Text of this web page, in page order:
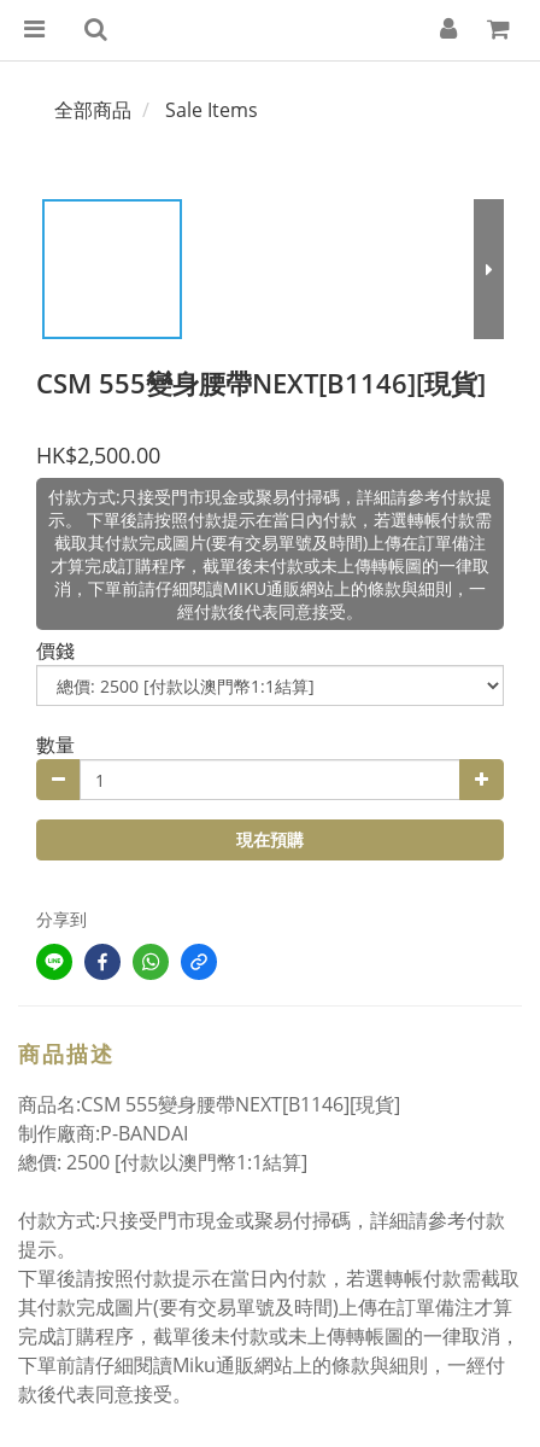
全部商品 Sale Items
CSM 555變身腰帶NEXT[B1146][現貨]
HK$2,500.00
付款方式:只接受門市現金或聚易付掃碼，詳細請參考付款提
示。 下單後請按照付款提示在當日內付款，若選轉帳付款需
截取其付款完成圖片(要有交易單號及時間)上傳在訂單備注
才算完成訂購程序，截單後未付款或未上傳轉帳圖的一律取
消，下單前請仔細閱讀MIKU通販網站上的條款與細則，一
經付款後代表同意接受。
價錢
數量
現在預購
分享到
商品描述
商品名:CSM 555變身腰帶NEXT[B1146][現貨]
制作廠商:P-BANDAI
總價: 2500 [付款以澳門幣1:1結算]
付款方式:只接受門市現金或聚易付掃碼，詳細請參考付款
提示。
下單後請按照付款提示在當日內付款，若選轉帳付款需截取
其付款完成圖片(要有交易單號及時間)上傳在訂單備注才算
完成訂購程序，截單後未付款或未上傳轉帳圖的一律取消，
下單前請仔細閱讀Miku通販網站上的條款與細則，一經付
款後代表同意接受。